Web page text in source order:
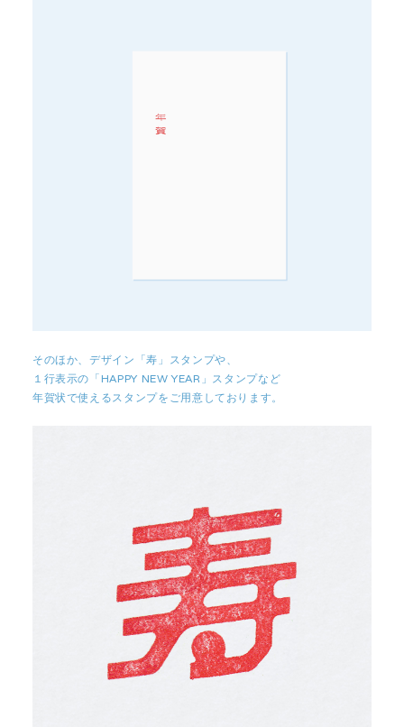
そのほか、デザイン「寿」スタンプや、
１行表示の「HAPPY NEW YEAR」スタンプなど
年賀状で使えるスタンプをご用意しております。